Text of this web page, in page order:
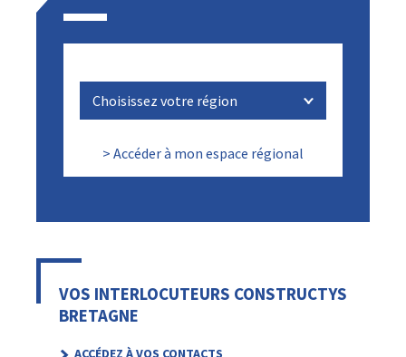
> Accéder à mon espace régional
VOS INTERLOCUTEURS CONSTRUCTYS
BRETAGNE
ACCÉDEZ À VOS CONTACTS